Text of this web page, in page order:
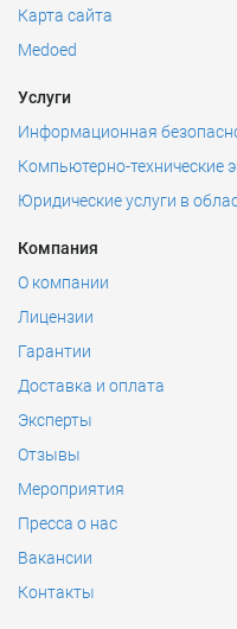
Карта сайта
Medoed
Услуги
Информационная
Компьютерно-технические
Юридические услуги в
Компания
О компании
Лицензии
Гарантии
Доставка и оплата
Эксперты
Отзывы
Мероприятия
Пресса о нас
Вакансии
Контакты